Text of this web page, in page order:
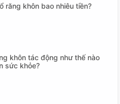
răng khôn bao nhiêu tiền?
khôn tác động như thế nào
sức khỏe?